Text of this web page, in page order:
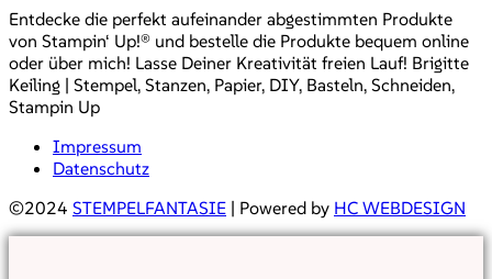
Entdecke die perfekt aufeinander abgestimmten Produkte
von Stampin‘ Up!® und bestelle die Produkte bequem online
oder über mich! Lasse Deiner Kreativität freien Lauf! Brigitte
Keiling | Stempel, Stanzen, Papier, DIY, Basteln, Schneiden,
Stampin Up
Impressum
Datenschutz
©2024 STEMPELFANTASIE | Powered by HC WEBDESIGN